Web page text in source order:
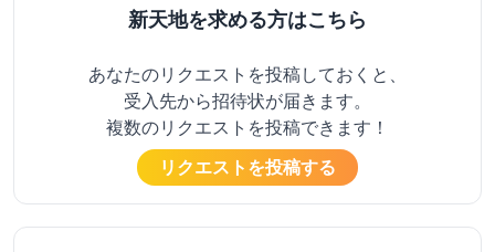
新天地を求める方はこちら
あなたのリクエストを投稿しておくと、
受入先から招待状が届きます。
複数のリクエストを投稿できます！
リクエストを投稿する